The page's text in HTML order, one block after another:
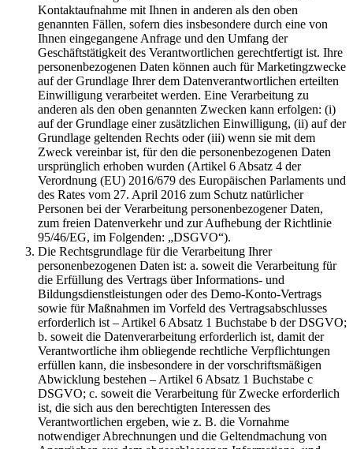
Kontaktaufnahme mit Ihnen in anderen als den oben
genannten Fällen, sofern dies insbesondere durch eine von
Ihnen eingegangene Anfrage und den Umfang der
Geschäftstätigkeit des Verantwortlichen gerechtfertigt ist. Ihre
personenbezogenen Daten können auch für Marketingzwecke
auf der Grundlage Ihrer dem Datenverantwortlichen erteilten
Einwilligung verarbeitet werden. Eine Verarbeitung zu
anderen als den oben genannten Zwecken kann erfolgen: (i)
auf der Grundlage einer zusätzlichen Einwilligung, (ii) auf der
Grundlage geltenden Rechts oder (iii) wenn sie mit dem
Zweck vereinbar ist, für den die personenbezogenen Daten
ursprünglich erhoben wurden (Artikel 6 Absatz 4 der
Verordnung (EU) 2016/679 des Europäischen Parlaments und
des Rates vom 27. April 2016 zum Schutz natürlicher
Personen bei der Verarbeitung personenbezogener Daten,
zum freien Datenverkehr und zur Aufhebung der Richtlinie
95/46/EG, im Folgenden: „DSGVO“).
Die Rechtsgrundlage für die Verarbeitung Ihrer
personenbezogenen Daten ist: a. soweit die Verarbeitung für
die Erfüllung des Vertrags über Informations- und
Bildungsdienstleistungen oder des Demo-Konto-Vertrags
sowie für Maßnahmen im Vorfeld des Vertragsabschlusses
erforderlich ist – Artikel 6 Absatz 1 Buchstabe b der DSGVO;
b. soweit die Datenverarbeitung erforderlich ist, damit der
Verantwortliche ihm obliegende rechtliche Verpflichtungen
erfüllen kann, die insbesondere in der vorschriftsmäßigen
Abwicklung bestehen – Artikel 6 Absatz 1 Buchstabe c
DSGVO; c. soweit die Verarbeitung für Zwecke erforderlich
ist, die sich aus den berechtigten Interessen des
Verantwortlichen ergeben, wie z. B. die Vornahme
notwendiger Abrechnungen und die Geltendmachung von